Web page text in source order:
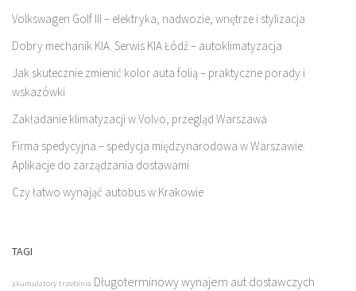
Volkswagen Golf III – elektryka, nadwozie, wnętrze i stylizacja
Dobry mechanik KIA. Serwis KIA Łódź – autoklimatyzacja
Jak skutecznie zmienić kolor auta folią – praktyczne porady i
wskazówki
Zakładanie klimatyzacji w Volvo, przegląd Warszawa
Firma spedycyjna – spedycja międzynarodowa w Warszawie.
Aplikacje do zarządzania dostawami
Czy łatwo wynająć autobus w Krakowie
TAGI
akumulatory trzebinia Długoterminowy wynajem aut dostawczych